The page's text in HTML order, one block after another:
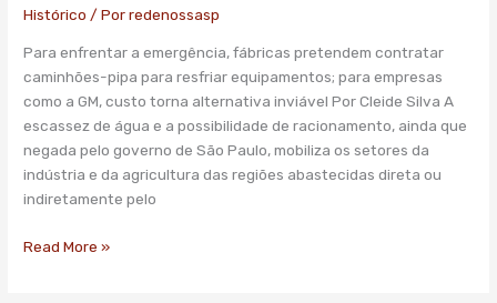
Histórico / Porredenossasp
Para enfrentar a emergência, fábricas pretendem contratar
caminhões-pipa para resfriar equipamentos; para empresas
como a GM, custo torna alternativa inviável Por Cleide Silva A
escassez de água e a possibilidade de racionamento, ainda que
negada pelo governo de São Paulo, mobiliza os setores da
indústria e da agricultura das regiões abastecidas direta ou
indiretamente pelo
indústria
consumo
de
água
e
ameaça
produção
Read More »